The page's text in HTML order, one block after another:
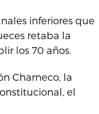
inferiores que
retaba la
los 70 años.
Charneco, la
el